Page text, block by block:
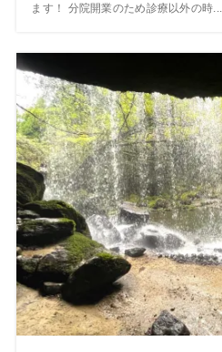
ます！ 分院開業のため診療以外の時...